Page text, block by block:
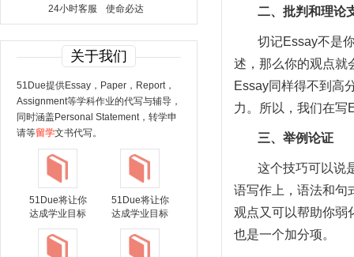
24小时客服 使命必达
关于我们
51Due提供Essay，Paper，Report，
Assignment等学科作业的代写与辅导，
同时涵盖Personal Statement，转学申
请等留学文书代写。
51Due将让你
达成学业目标
51Due将让你
达成学业目标
二、批判和理论
切记Essay不是
述，那么你的观点就
Essay同样得不到高
力。所以，我们在写
三、举例论证
这个技巧可以说
语写作上，语法和句
观点又可以帮助你弱
也是一个加分项。